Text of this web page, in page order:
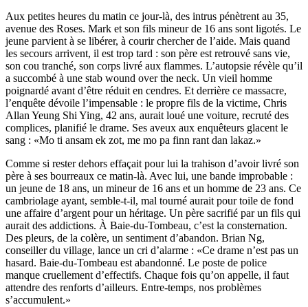
Aux petites heures du matin ce jour-là, des intrus pénètrent au 35,
avenue des Roses. Mark et son fils mineur de 16 ans sont ligotés. Le
jeune parvient à se libérer, à courir chercher de l’aide. Mais quand
les secours arrivent, il est trop tard : son père est retrouvé sans vie,
son cou tranché, son corps livré aux flammes. L’autopsie révèle qu’il
a succombé à une stab wound over the neck. Un vieil homme
poignardé avant d’être réduit en cendres. Et derrière ce massacre,
l’enquête dévoile l’impensable : le propre fils de la victime, Chris
Allan Yeung Shi Ying, 42 ans, aurait loué une voiture, recruté des
complices, planifié le drame. Ses aveux aux enquêteurs glacent le
sang : «Mo ti ansam ek zot, me mo pa finn rant dan lakaz.»
Comme si rester dehors effaçait pour lui la trahison d’avoir livré son
père à ses bourreaux ce matin-là. Avec lui, une bande improbable :
un jeune de 18 ans, un mineur de 16 ans et un homme de 23 ans. Ce
cambriolage ayant, semble-t-il, mal tourné aurait pour toile de fond
une affaire d’argent pour un héritage. Un père sacrifié par un fils qui
aurait des addictions. À Baie-du-Tombeau, c’est la consternation.
Des pleurs, de la colère, un sentiment d’abandon. Brian Ng,
conseiller du village, lance un cri d’alarme : «Ce drame n’est pas un
hasard. Baie-du-Tombeau est abandonné. Le poste de police
manque cruellement d’effectifs. Chaque fois qu’on appelle, il faut
attendre des renforts d’ailleurs. Entre-temps, nos problèmes
s’accumulent.»